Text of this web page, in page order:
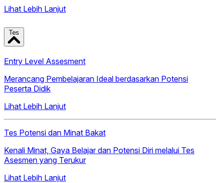
Lihat Lebih Lanjut
Tes
Entry Level Assesment
Merancang Pembelajaran Ideal berdasarkan Potensi
Peserta Didik
Lihat Lebih Lanjut
Tes Potensi dan Minat Bakat
Kenali Minat, Gaya Belajar dan Potensi Diri melalui Tes
Asesmen yang Terukur
Lihat Lebih Lanjut